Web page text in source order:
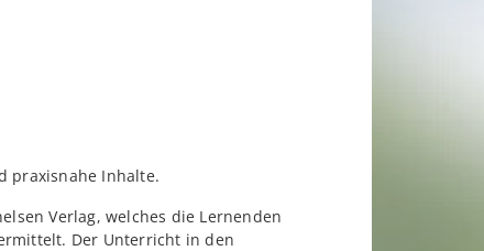
praxisnahe Inhalte.
Verlag, welches die Lernenden
Der Unterricht in den